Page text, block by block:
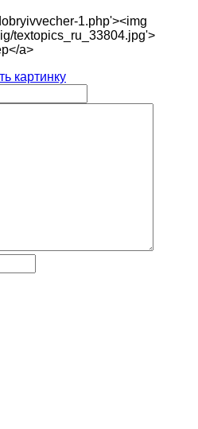
1.php'><img
textopics_ru_33804.jpg'>
a>
картинку